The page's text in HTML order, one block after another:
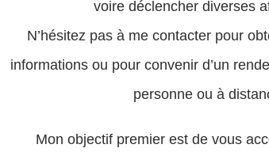
voire déclencher diverses
N’hésitez pas à me contacter pour
informations ou pour convenir d’un
personne ou à
Mon objectif premier est de vous